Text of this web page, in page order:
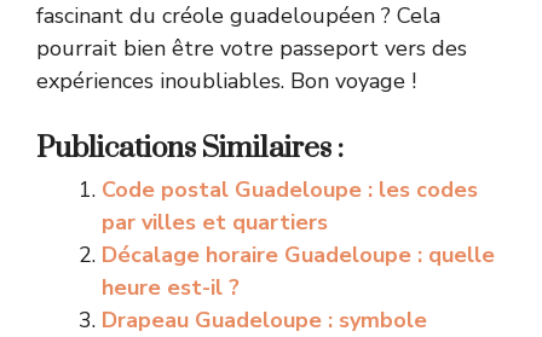
fascinant du créole guadeloupéen ? Cela
pourrait bien être votre passeport vers des
expériences inoubliables. Bon voyage !
Publications Similaires :
Code postal Guadeloupe : les codes
par villes et quartiers
Décalage horaire Guadeloupe : quelle
heure est-il ?
Drapeau Guadeloupe : symbole